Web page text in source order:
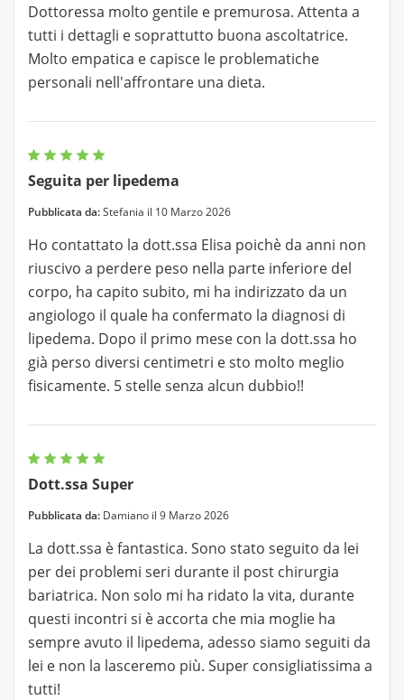
Dottoressa molto gentile e premurosa. Attenta a
tutti i dettagli e soprattutto buona ascoltatrice.
Molto empatica e capisce le problematiche
personali nell'affrontare una dieta.
Seguita per lipedema
Pubblicata da:Stefania il 10 Marzo 2026
Ho contattato la dott.ssa Elisa poichè da anni non
riuscivo a perdere peso nella parte inferiore del
corpo, ha capito subito, mi ha indirizzato da un
angiologo il quale ha confermato la diagnosi di
lipedema. Dopo il primo mese con la dott.ssa ho
già perso diversi centimetri e sto molto meglio
fisicamente. 5 stelle senza alcun dubbio!!
Dott.ssa Super
Pubblicata da: Damiano il 9 Marzo 2026
La dott.ssa è fantastica. Sono stato seguito da lei
per dei problemi seri durante il post chirurgia
bariatrica. Non solo mi ha ridato la vita, durante
questi incontri si è accorta che mia moglie ha
sempre avuto il lipedema, adesso siamo seguiti da
lei e non la lasceremo più. Super consigliatissima a
tutti!